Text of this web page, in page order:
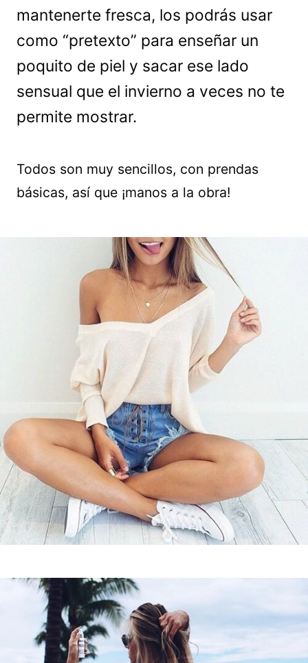
mantenerte fresca, los podrás usar
como “pretexto” para enseñar un
poquito de piel y sacar ese lado
sensual que el invierno a veces no te
permite mostrar.
Todos son muy sencillos, con prendas
básicas, así que ¡manos a la obra!